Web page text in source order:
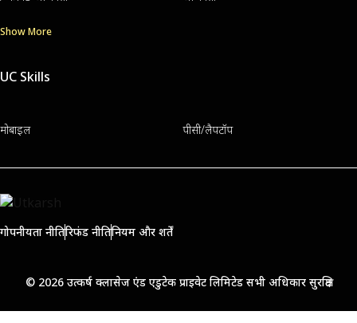
Show More
UC Skills
मोबाइल पीसी/लैपटॉप
गोपनीयता नीतिरिफंड नीतिनियम और शर्तें
© 2026 उत्कर्ष क्लासेज एंड एडुटेक प्राइवेट लिमिटेड सभी अधिकार सुरक्षित